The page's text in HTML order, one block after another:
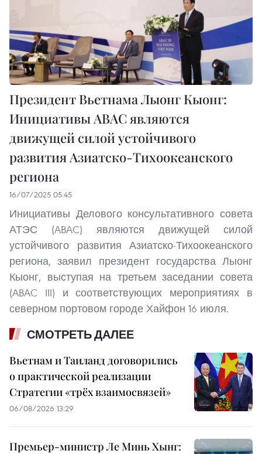
Президент Вьетнама Лыонг Кыонг:
Инициативы ABAC являются
движущей силой устойчивого
развития Азиатско-Тихоокеанского
региона
16/07/2025 05:45
Инициативы Делового консультативного совета
АТЭС (ABAC) являются движущей силой
устойчивого развития Азиатско-Тихоокеанского
региона, заявил президент государства Лыонг
Кыонг, выступая на третьем заседании совета
(ABAC III) и соответствующих мероприятиях в
северном портовом городе Хайфон 16 июля.
СМОТРЕТЬ ДАЛЕЕ
Вьетнам и Таиланд договорились
о практической реализации
Стратегии «трёх взаимосвязей»
06/08/2026 13:29
Премьер-министр Ле Минь Хынг: